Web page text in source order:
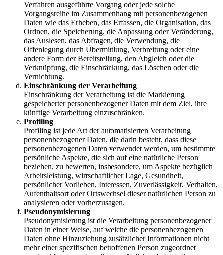
Verfahren ausgeführte Vorgang oder jede solche
Vorgangsreihe im Zusammenhang mit personenbezogenen
Daten wie das Erheben, das Erfassen, die Organisation, das
Ordnen, die Speicherung, die Anpassung oder Veränderung,
das Auslesen, das Abfragen, die Verwendung, die
Offenlegung durch Übermittlung, Verbreitung oder eine
andere Form der Bereitstellung, den Abgleich oder die
Verknüpfung, die Einschränkung, das Löschen oder die
Vernichtung.
Einschränkung der Verarbeitung
Einschränkung der Verarbeitung ist die Markierung
gespeicherter personenbezogener Daten mit dem Ziel, ihre
künftige Verarbeitung einzuschränken.
Profiling
Profiling ist jede Art der automatisierten Verarbeitung
personenbezogener Daten, die darin besteht, dass diese
personenbezogenen Daten verwendet werden, um bestimmte
persönliche Aspekte, die sich auf eine natürliche Person
beziehen, zu bewerten, insbesondere, um Aspekte bezüglich
Arbeitsleistung, wirtschaftlicher Lage, Gesundheit,
persönlicher Vorlieben, Interessen, Zuverlässigkeit, Verhalten,
Aufenthaltsort oder Ortswechsel dieser natürlichen Person zu
analysieren oder vorherzusagen.
Pseudonymisierung
Pseudonymisierung ist die Verarbeitung personenbezogener
Daten in einer Weise, auf welche die personenbezogenen
Daten ohne Hinzuziehung zusätzlicher Informationen nicht
mehr einer spezifischen betroffenen Person zugeordnet